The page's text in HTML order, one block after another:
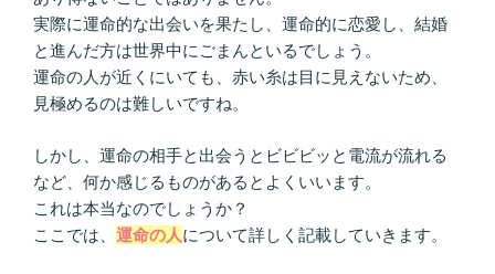
の
実際に運命的な出会いを果たし、運命的に恋愛し、結婚
と進んだ方は世界中にごまんといるでしょう。
運命の人が近くにいても、赤い糸は目に見えないため、
見極めるのは難しいですね。
しかし、運命の相手と出会うとビビビッと電流が流れる
など、何か感じるものがあるとよくいいます。
これは本当なのでしょうか？
ここでは、 運命の人について詳しく記載していきます。